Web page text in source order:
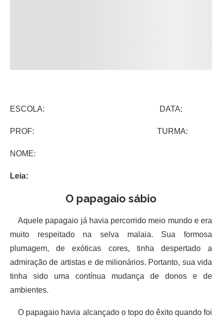
ESCOLA: DATA:
PROF: TURMA:
NOME:
Leia:
O papagaio sábio
Aquele papagaio já havia percorrido meio mundo e era
muito respeitado na selva malaia. Sua formosa
plumagem, de exóticas cores, tinha despertado a
admiração de artistas e de milionários. Portanto, sua vida
tinha sido uma contínua mudança de donos e de
ambientes.
O papagaio havia alcançado o topo do êxito quando foi